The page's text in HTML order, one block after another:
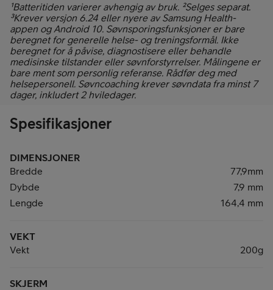
¹Batteritiden varierer avhengig av bruk. ²Selges separat.
³Krever versjon 6.24 eller nyere av Samsung Health-
appen og Android 10. Søvnsporingsfunksjoner er bare
beregnet for generelle helse- og treningsformål. Ikke
beregnet for å påvise, diagnostisere eller behandle
medisinske tilstander eller søvnforstyrrelser. Målingene er
bare ment som personlig referanse. Rådfør deg med
helsepersonell. Søvncoaching krever søvndata fra minst 7
dager, inkludert 2 hviledager.
Spesifikasjoner
DIMENSJONER
Bredde
77,9mm
Dybde
7,9 mm
Lengde
164,4 mm
VEKT
Vekt
200g
SKJERM